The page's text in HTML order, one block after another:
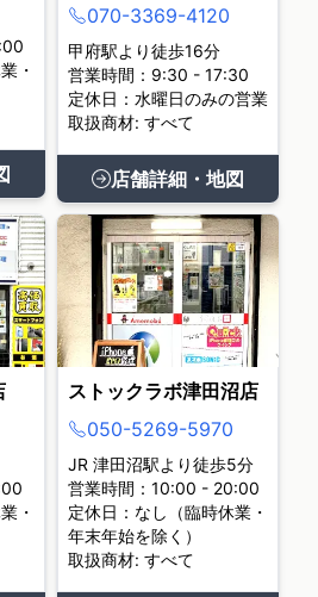
・
070-3369-4120
甲府駅より徒歩16分
営業時間：9:30 - 17:30
定休日：水曜日のみの営業
取扱商材: すべて
店舗詳細・地図
・
ストックラボ津田沼店
050-5269-5970
JR 津田沼駅より徒歩5分
営業時間：10:00 - 20:00
定休日：なし（臨時休業・
年末年始を除く）
取扱商材: すべて